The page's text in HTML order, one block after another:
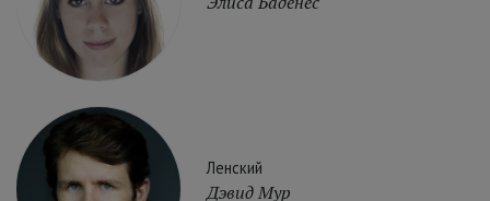
Ленский
Дэвид Мур